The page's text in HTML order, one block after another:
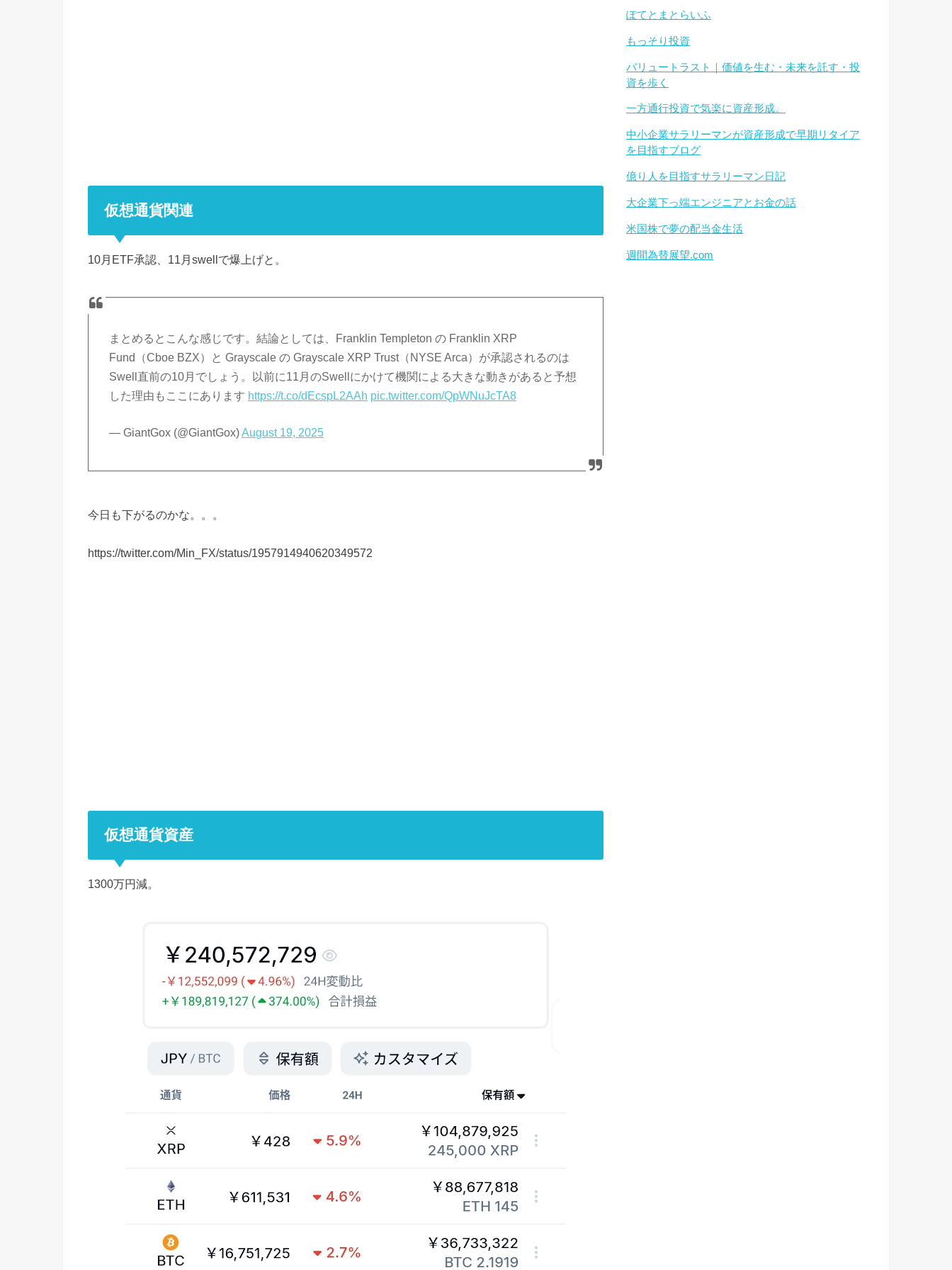
仮想通貨関連
10月ETF承認、11月swellで爆上げと。
まとめるとこんな感じです。結論としては、Franklin Templeton の Franklin XRP
Fund（Cboe BZX）と Grayscale の Grayscale XRP Trust（NYSE Arca）が承認されるのは
Swell直前の10月でしょう。以前に11月のSwellにかけて機関による大きな動きがあると予想
した理由もここにあります https://t.co/dEcspL2AAh pic.twitter.com/QpWNuJcTA8
— GiantGox (@GiantGox)August 19, 2025
今日も下がるのかな。。。
https://twitter.com/Min_FX/status/1957914940620349572
仮想通貨資産
1300万円減。
ぽてとまとらいふ
もっそり投資
バリュートラスト｜価値を生む・未来を託す・投
資を歩く
一方通行投資で気楽に資産形成。
中小企業サラリーマンが資産形成で早期リタイア
を目指すブログ
億り人を目指すサラリーマン日記
大企業下っ端エンジニアとお金の話
米国株で夢の配当金生活
週間為替展望.com